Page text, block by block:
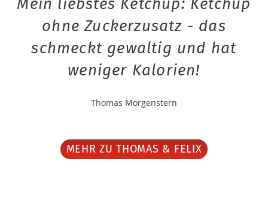
Mein liebstes Ketchup: Ketchup
ohne Zuckerzusatz - das
schmeckt gewaltig und hat
weniger Kalorien!
Thomas Morgenstern
MEHR ZU THOMAS & FELIX